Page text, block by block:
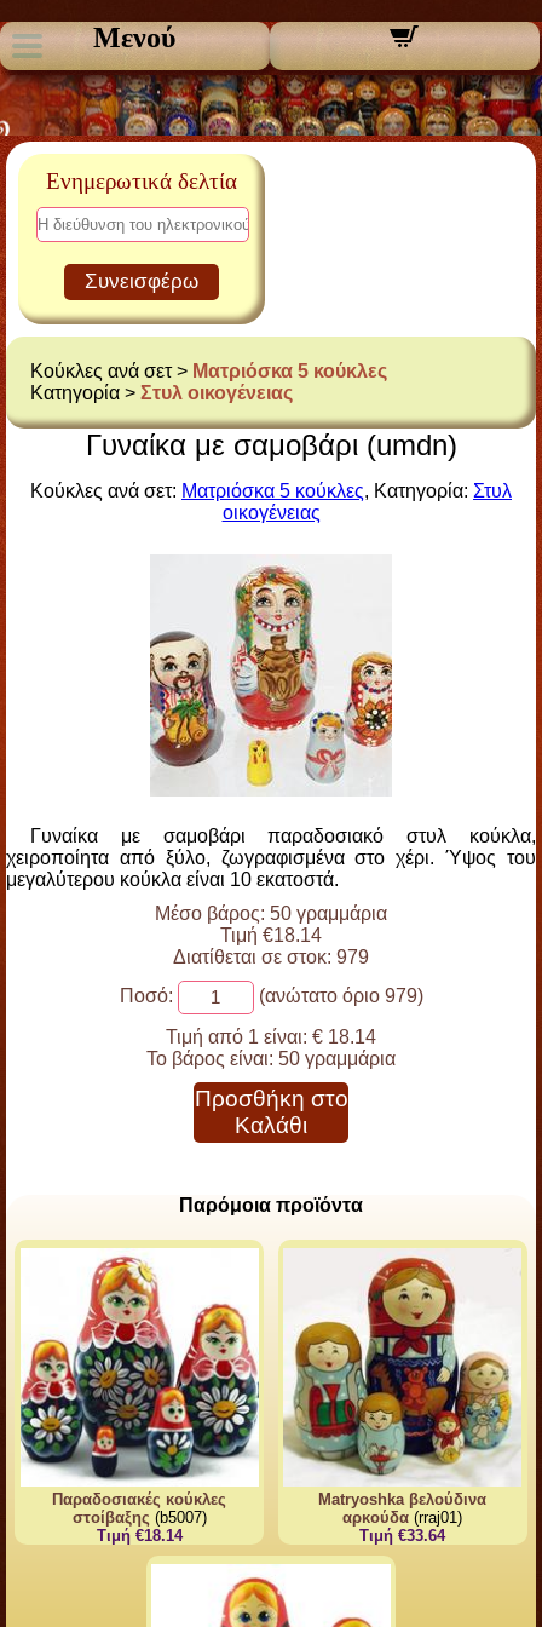
Μενού
Ενημερωτικά δελτία
Συνεισφέρω
Κούκλες ανά σετ > Ματριόσκα 5 κούκλες
Κατηγορία > Στυλ οικογένειας
Γυναίκα με σαμοβάρι (umdn)
Κούκλες ανά σετ: Ματριόσκα 5 κούκλες, Κατηγορία: Στυλ
οικογένειας
Γυναίκα με σαμοβάρι παραδοσιακό στυλ κούκλα,
χειροποίητα από ξύλο, ζωγραφισμένα στο χέρι. Ύψος του
μεγαλύτερου κούκλα είναι 10 εκατοστά.
Μέσο βάρος: 50 γραμμάρια
Τιμή €18.14
Διατίθεται σε στοκ: 979
Ποσό:
(ανώτατο όριο 979)
Τιμή από 1 είναι: € 18.14
Το βάρος είναι: 50 γραμμάρια
Προσθήκη στο
Καλάθι
Παρόμοια προϊόντα
Παραδοσιακές κούκλες
στοίβαξης (b5007)
Τιμή €18.14
Matryoshka βελούδινα
αρκούδα (rraj01)
Τιμή €33.64